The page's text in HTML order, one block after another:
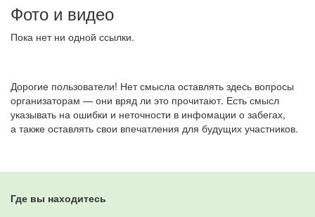
Фото и видео
Пока нет ни одной ссылки.
Дорогие пользователи! Нет смысла оставлять здесь вопросы
организаторам — они вряд ли это прочитают. Есть смысл
указывать на ошибки и неточности в инфомации о забегах,
а также оставлять свои впечатления для будущих участников.
Где вы находитесь